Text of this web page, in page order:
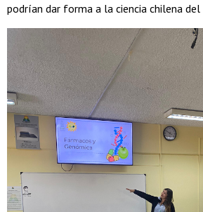
podrían dar forma a la ciencia chilena